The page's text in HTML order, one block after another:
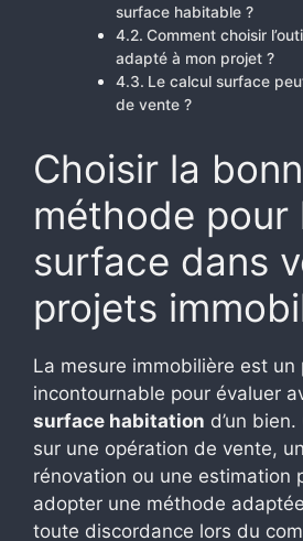
surface habitable ?
Comment choisir
adapté à mon projet ?
Le calcul surface
de vente ?
Choisir la
méthode pour
surface dans
projets
La mesure immobilière est un
incontournable pour évaluer
surface habitation d’un
sur une opération de vente,
rénovation ou une estimation
adopter une méthode
toute discordance lors du